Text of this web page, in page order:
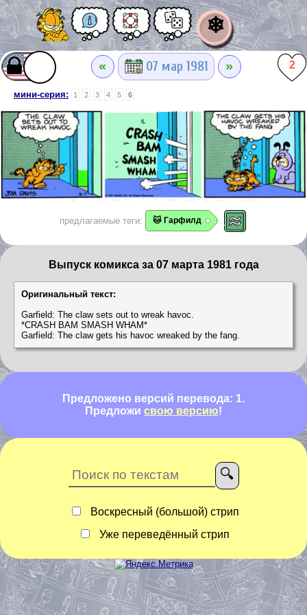
❄
« 07 мар 1981 » 2
мини-серия: 1 2 3 4 5 6
предлагаемые теги: 🐱 Гарфилд
Выпуск комикса за 07 марта 1981 года
Оригинальный текст:
Garfield: The claw sets out to wreak havoc.
*CRASH BAM SMASH WHAM*
Garfield: The claw gets his havoc wreaked by the fang.
Предложено версий перевода: 1.
Предложи свою версию!
Воскресный (большой) стрип
Уже переведённый стрип